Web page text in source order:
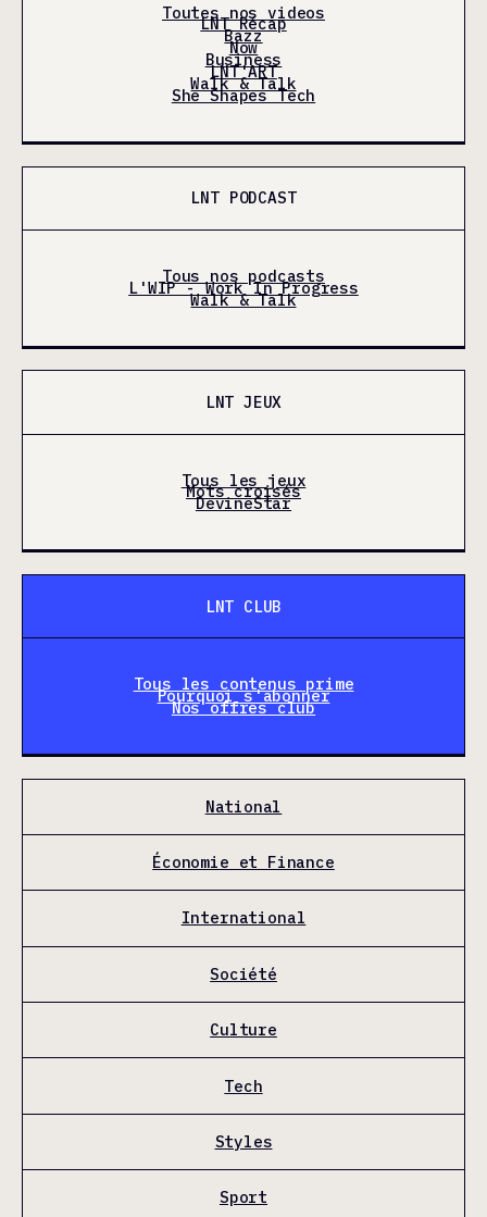
Toutes nos videos
LNT Récap
Bazz
Now
Business
LNT'ART
Walk & Talk
She Shapes Tech
LNT PODCAST
Tous nos podcasts
L'WIP - Work In Progress
Walk & Talk
LNT JEUX
Tous les jeux
Mots croisés
DevineStar
LNT CLUB
Tous les contenus prime
Pourquoi s'abonner
Nos offres club
National
Économie et Finance
International
Société
Culture
Tech
Styles
Sport